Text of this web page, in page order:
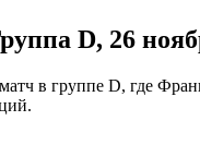
D, 26
в группе D, где